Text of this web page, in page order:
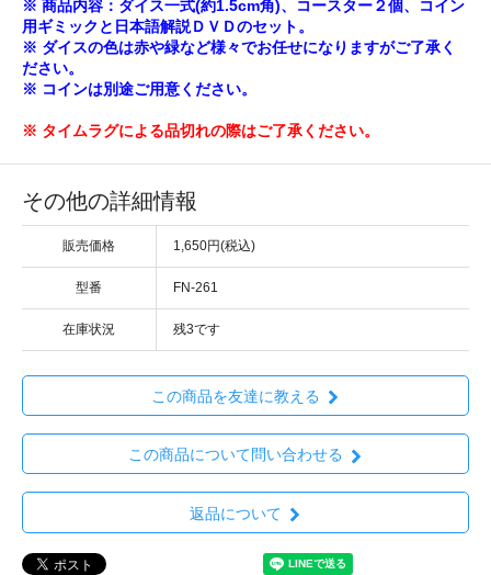
※ 商品内容：ダイス一式(約1.5cm角)、コースター２個、コイン
用ギミックと日本語解説ＤＶＤのセット。
※ ダイスの色は赤や緑など様々でお任せになりますがご了承く
ださい。
※ コインは別途ご用意ください。
※ タイムラグによる品切れの際はご了承ください。
その他の詳細情報
販売価格 1,650円(税込)
型番 FN-261
在庫状況 残3です
この商品を友達に教える
この商品について問い合わせる
返品について